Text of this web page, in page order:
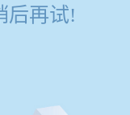
后再试!